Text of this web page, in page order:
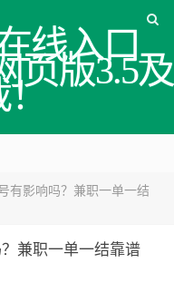
线入口_
页版3.5及
！
有影响吗？兼职一单一结
兼职一单一结靠谱